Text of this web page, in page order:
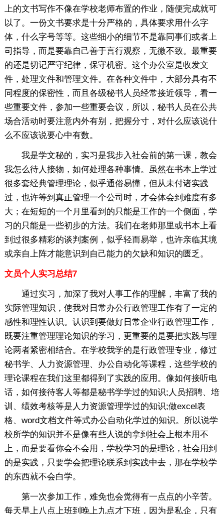
上的文书写作不像在学校老师布置的作业，随便完成就可
以了。一份文书要求是十分严格的，具体要求用什么字
体，什么字号等等。这些细小的细节不是靠同事们或者上
司指导，而是要靠自己善于言行观察，无微不致。最重要
的还是切记严守纪律，保守机密。这个办公室是收发文
件，处理文件和管理文件。在各种文件中，大部分具有不
同程度的保密性，而且各级秘书人员经常接近领导，看一
些重要文件，参加一些重要会议，所以，秘书人员在公共
场合活动时要注意内外有别，把握分寸，对什么应该说什
么不应该说要心中有数。
我是学文秘的，实习是我步入社会前的第一课，教会
我怎么待人接物，如何处理各种事情。虽然在书本上学过
很多套经典管理理论，似乎通俗易懂，但从未付诸实践
过，也许等到真正管理一个公司时，才会体会到难度有多
大；在短短的一个月里看到的只能是工作的一个侧面，学
习的只能是一些初步的方法。我们在老师那里或书本上看
到过很多精彩的谈判案例，似乎轻而易举，也许亲临其境
或亲自上阵才能意识到自己能力的欠缺和知识的匮乏。
文员个人实习总结7
通过实习，加深了我对人事工作的理解，丰富了我的
实际管理知识，使我对日常办公行政管理工作有了一定的
感性和理性认识。认识到要做好日常企业行政管理工作，
既要注重管理理论知识的学习，更重要的是要把实践与理
论两者紧密相结合。在学校我学的是行政管理专业，修过
秘书学、人力资源管理、办公自动化等课程，这些学校的
理论课程在我们这里都得到了实践的应用。像如何接听电
话，如何接待客人等都是秘书学学过的知识;人员招聘、培
训、绩效考核等是人力资源管理学过的知识;做excel表
格、word文档文件等式办公自动化学过的知识。所以说学
校所学的知识并不是像有些人说的拿到社会上根本用不
上，而是要看你会不会用，学校学习的是理论，社会用到
的是实践，只要学会把理论联系到实践中去，那在学校学
的东西就不会白学。
第一次参加工作，难免也会觉得有一点点的小辛苦。
每天早上八点上班到晚上九点才下班，因为是私企，只有